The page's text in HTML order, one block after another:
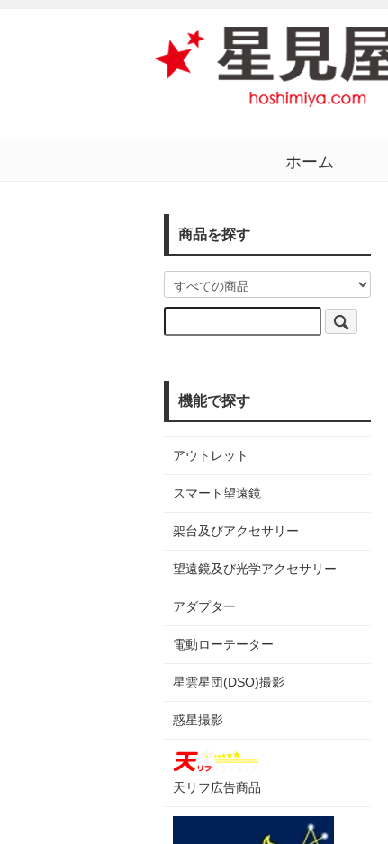
ホーム
商品を探す
機能で探す
アウトレット
スマート望遠鏡
架台及びアクセサリー
望遠鏡及び光学アクセサリー
アダプター
電動ローテーター
星雲星団(DSO)撮影
惑星撮影
天リフ広告商品